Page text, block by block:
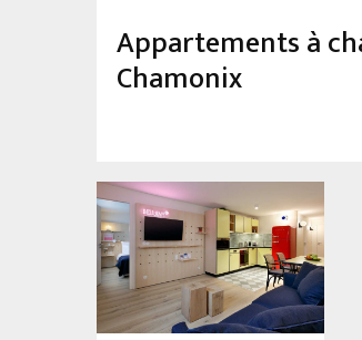
Appartements à
Chamonix